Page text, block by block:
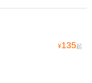
¥135起